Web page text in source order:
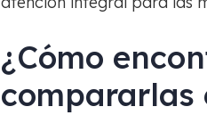
¿Cómo
compararlas